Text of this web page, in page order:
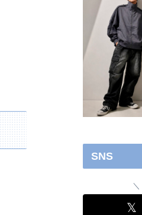
伊藤百花の仕事バンバン取ってくるDHの営業担当凄くないか？今年のボーナス凄いことになりそう！！【AKB48いともも】
SNS
𝕏